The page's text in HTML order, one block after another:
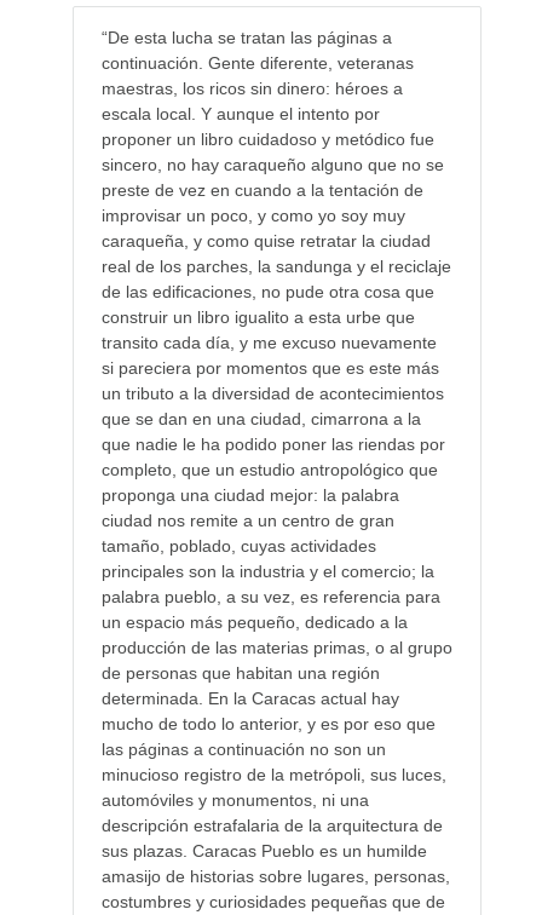
“De esta lucha se tratan las páginas a
continuación. Gente diferente, veteranas
maestras, los ricos sin dinero: héroes a
escala local. Y aunque el intento por
proponer un libro cuidadoso y metódico fue
sincero, no hay caraqueño alguno que no se
preste de vez en cuando a la tentación de
improvisar un poco, y como yo soy muy
caraqueña, y como quise retratar la ciudad
real de los parches, la sandunga y el reciclaje
de las edificaciones, no pude otra cosa que
construir un libro igualito a esta urbe que
transito cada día, y me excuso nuevamente
si pareciera por momentos que es este más
un tributo a la diversidad de acontecimientos
que se dan en una ciudad, cimarrona a la
que nadie le ha podido poner las riendas por
completo, que un estudio antropológico que
proponga una ciudad mejor: la palabra
ciudad nos remite a un centro de gran
tamaño, poblado, cuyas actividades
principales son la industria y el comercio; la
palabra pueblo, a su vez, es referencia para
un espacio más pequeño, dedicado a la
producción de las materias primas, o al grupo
de personas que habitan una región
determinada. En la Caracas actual hay
mucho de todo lo anterior, y es por eso que
las páginas a continuación no son un
minucioso registro de la metrópoli, sus luces,
automóviles y monumentos, ni una
descripción estrafalaria de la arquitectura de
sus plazas. Caracas Pueblo es un humilde
amasijo de historias sobre lugares, personas,
costumbres y curiosidades pequeñas que de